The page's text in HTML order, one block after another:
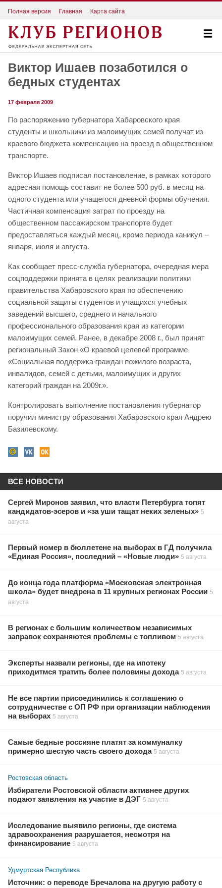
Полная версия Главная Карта сайта
Виктор Ишаев позаботился о
бедных студентах
17 февраля 2009
По распоряжению губернатора Хабаровского края
студенты и школьники из малоимущих семей получат из
краевого бюджета компенсацию на проезд в общественном
транспорте.
Виктор Ишаев подписал постановление, в рамках которого
адресная помощь составит не более 500 руб. в месяц на
одного студента или учащегося дневной формы обучения.
Частичная компенсация затрат по проезду на
общественном пассажирском транспорте будет
предоставляться каждый месяц, кроме периода каникул –
января, июля и августа.
Как сообщает пресс-служба губернатора, очередная мера
соцподдержки принята в целях реализации политики
правительства Хабаровского края по обеспечению
социальной защиты студентов и учащихся учебных
заведений высшего, среднего и начального
профессионального образования края из категории
малоимущих семей. Ранее, в декабре 2008 г., был принят
региональный Закон «О краевой целевой программе
«Социальная поддержка граждан пожилого возраста,
инвалидов, семей с детьми, малоимущих и других
категорий граждан на 2009г.».
Контролировать выполнение постановления губернатор
поручил министру образования Хабаровского края Андрею
Базилевскому.
ВСЕ НОВОСТИ
Сергей Миронов заявил, что власти Петербурга топят
кандидатов-эсеров и «за уши тащат неких зеленых» 5
августа
Первый номер в бюллетене на выборах в ГД получила
«Единая Россия», последний – «Новые люди» 5 августа
До конца года платформа «Московская электронная
школа» будет внедрена в 11 крупных регионах России 5
августа
В регионах с большим количеством независимых
заправок сохраняются проблемы с топливом 5 августа
Эксперты назвали регионы, где на ипотеку
приходитмся тратить более половины дохода 5 августа
Не все партии присоединились к соглашению о
сотрудничестве с ОП РФ при организации наблюдения
на выборах 5 августа
Самые бедные россияне платят за коммуналку
примерно шестую часть своего дохода 5 августа
Ростовская область
Избиратели Ростовской области активнее других
подают заявления на участие в ДЭГ 5 августа
Исследование выявило регионы, где система
здравоохранения разрушается, несмотря на
финансирование 5 августа
Удмуртская Республика
Источник: о переводе Бречалова на другую работу с